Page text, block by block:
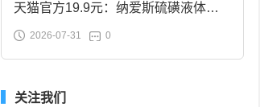
天猫官方19.9元：纳爱斯硫磺液体香
皂2斤大促
2026-07-31 0
关注我们